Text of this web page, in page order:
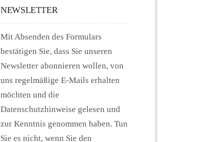
NEWSLETTER
Mit Absenden des Formulars
bestätigen Sie, dass Sie unseren
Newsletter abonnieren wollen, von
uns regelmäßige E-Mails erhalten
möchten und die
Datenschutzhinweise gelesen und
zur Kenntnis genommen haben. Tun
Sie es nicht, wenn Sie den